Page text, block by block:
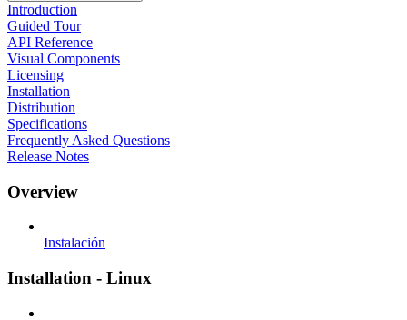
Introduction
Guided Tour
API Reference
Visual Components
Licensing
Installation
Distribution
Specifications
Frequently Asked Questions
Release Notes
Overview
Instalación
Installation - Linux